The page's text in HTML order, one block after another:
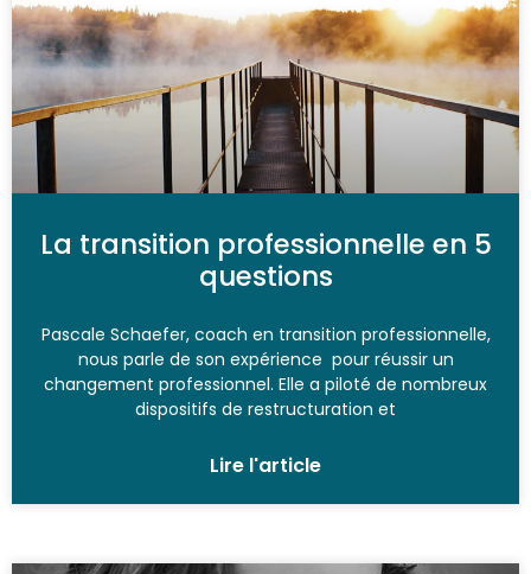
La transition professionnelle en 5
questions
Pascale Schaefer, coach en transition professionnelle,
nous parle de son expérience pour réussir un
changement professionnel. Elle a piloté de nombreux
dispositifs de restructuration et
Lire l'article